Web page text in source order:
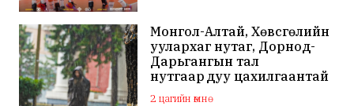
Монгол-Алтай, Хөвсгөлийн
уулархаг нутаг, Дорнод-
Дарьгангын тал
нутгаар дуу цахилгаантай
аадар бороо орно
2 цагийн өмнө